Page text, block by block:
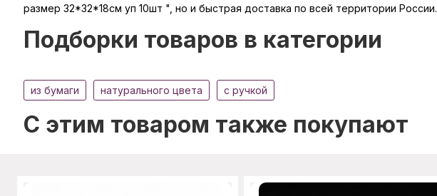
размер 32*32*18см уп 10шт ", но и быстрая доставка по всей территории России.
Подборки товаров в категории
из бумаги натурального цвета с ручкой
C этим товаром также покупают